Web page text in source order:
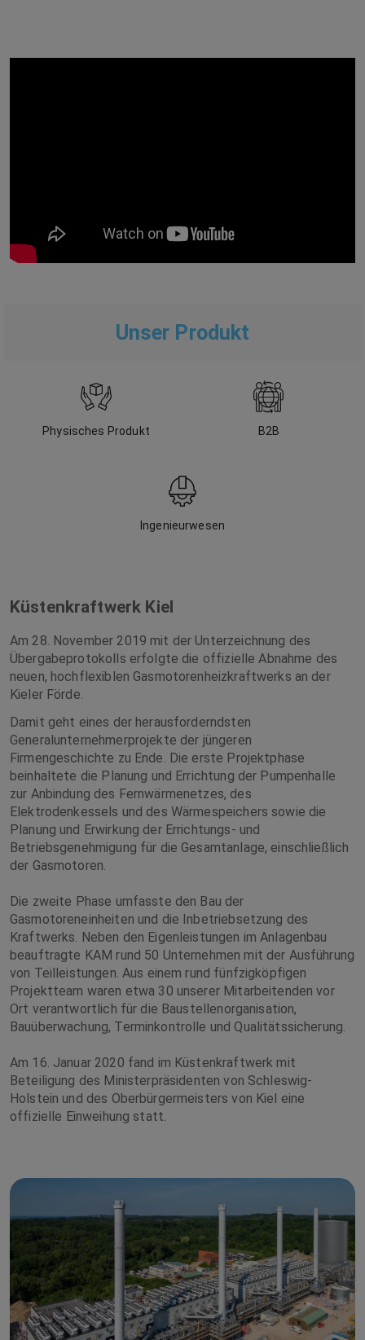
Unser Produkt
Physisches Produkt B2B
Ingenieurwesen
Küstenkraftwerk Kiel
Am 28. November 2019 mit der Unterzeichnung des
Übergabeprotokolls erfolgte die offizielle Abnahme des
neuen, hochflexiblen Gasmotorenheizkraftwerks an der
Kieler Förde.
Damit geht eines der herausforderndsten
Generalunternehmerprojekte der jüngeren
Firmengeschichte zu Ende. Die erste Projektphase
beinhaltete die Planung und Errichtung der Pumpenhalle
zur Anbindung des Fernwärmenetzes, des
Elektrodenkessels und des Wärmespeichers sowie die
Planung und Erwirkung der Errichtungs- und
Betriebsgenehmigung für die Gesamtanlage, einschließlich
der Gasmotoren.
Die zweite Phase umfasste den Bau der
Gasmotoreneinheiten und die Inbetriebsetzung des
Kraftwerks. Neben den Eigenleistungen im Anlagenbau
beauftragte KAM rund 50 Unternehmen mit der Ausführung
von Teilleistungen. Aus einem rund fünfzigköpfigen
Projektteam waren etwa 30 unserer Mitarbeitenden vor
Ort verantwortlich für die Baustellenorganisation,
Bauüberwachung, Terminkontrolle und Qualitätssicherung.
Am 16. Januar 2020 fand im Küstenkraftwerk mit
Beteiligung des Ministerpräsidenten von Schleswig-
Holstein und des Oberbürgermeisters von Kiel eine
offizielle Einweihung statt.